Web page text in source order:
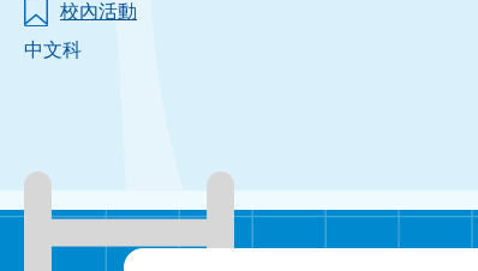
校內活動
中文科